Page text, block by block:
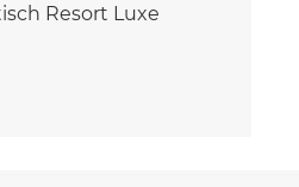
Resort Luxe